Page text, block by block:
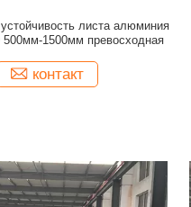
листа алюминия
1500мм превосходная
контакт